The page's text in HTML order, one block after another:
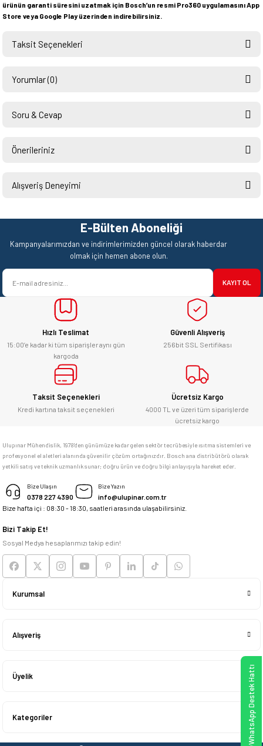
ürünün garanti süresini uzatmak için Bosch’un resmi Pro360 uygulamasını App
Store veya Google Play üzerinden indirebilirsiniz.
Taksit Seçenekleri
Yorumlar (0)
Soru & Cevap
Önerileriniz
yetersiz gördüğünüz noktaları öneri formunu kullanarak tarafımıza
Ürün resmi kalitesiz, bozuk veya görüntülenemiyor.
Ürün açıklamasında eksik bilgiler bulunuyor.
Ürün bilgilerinde hatalar bulunuyor.
Ürün fiyatı diğer sitelerden daha pahalı.
Bu ürüne benzer farklı alternatifler olmalı.
Alışveriş Deneyimi
Teşekkürler.
Mehmet Kendi | 18/06/2026
satışı ve alış veriş deneyimi gayet
başarılı. hayırlı işler. teşekkürler.
yücel çağatay uzun | 12/06/2026
Kesinlikle orjinal ürün, güvenerek
alabilirsiniz.
E... Ü... | 10/06/2026
Bosch marka alet alacaksam kesinlikle
adresim Ulupınar.com.tr
memnun kaldım
Deneyimini Paylaş
E-Bülten Aboneliği
Kampanyalarımızdan ve indirimlerimizden güncel olarak haberdar
olmak için hemen abone olun.
KAYIT OL
Hızlı Teslimat
15:00’e kadar ki tüm siparişler aynı gün
kargoda
Güvenli Alışveriş
256bit SSL Sertifikası
Taksit Seçenekleri
Kredi kartına taksit seçenekleri
Ücretsiz Kargo
4000 TL ve üzeri tüm siparişlerde
ücretsiz kargo
Ulupınar Mühendislik, 1978'den günümüze kadar gelen sektör tecrübesiyle ısıtma sistemleri ve
profesyonel el aletleri alanında güvenilir çözüm ortağınızdır. Bosch ana distribütörü olarak
yetkili satış ve teknik uzmanlık sunar; doğru ürün ve doğru bilgi anlayışıyla hareket eder.
Bize Ulaşın
0378 227 4390
Bize Yazın
info@ulupinar.com.tr
Bize hafta içi : 08:30 - 18:30, saatleri arasında ulaşabilirsiniz.
Bizi Takip Et!
Sosyal Medya hesaplarımızı takip edin!
Kurumsal
Alışveriş
Üyelik
Kategoriler WhatsApp Destek Hattı